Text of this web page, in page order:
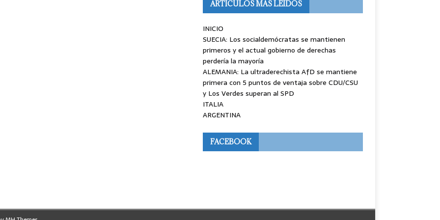
ARTÍCULOS MÁS LEÍDOS
INICIO
SUECIA: Los socialdemócratas se mantienen
primeros y el actual gobierno de derechas
perdería la mayoría
ALEMANIA: La ultraderechista AfD se mantiene
primera con 5 puntos de ventaja sobre CDU/CSU
y Los Verdes superan al SPD
ITALIA
ARGENTINA
FACEBOOK